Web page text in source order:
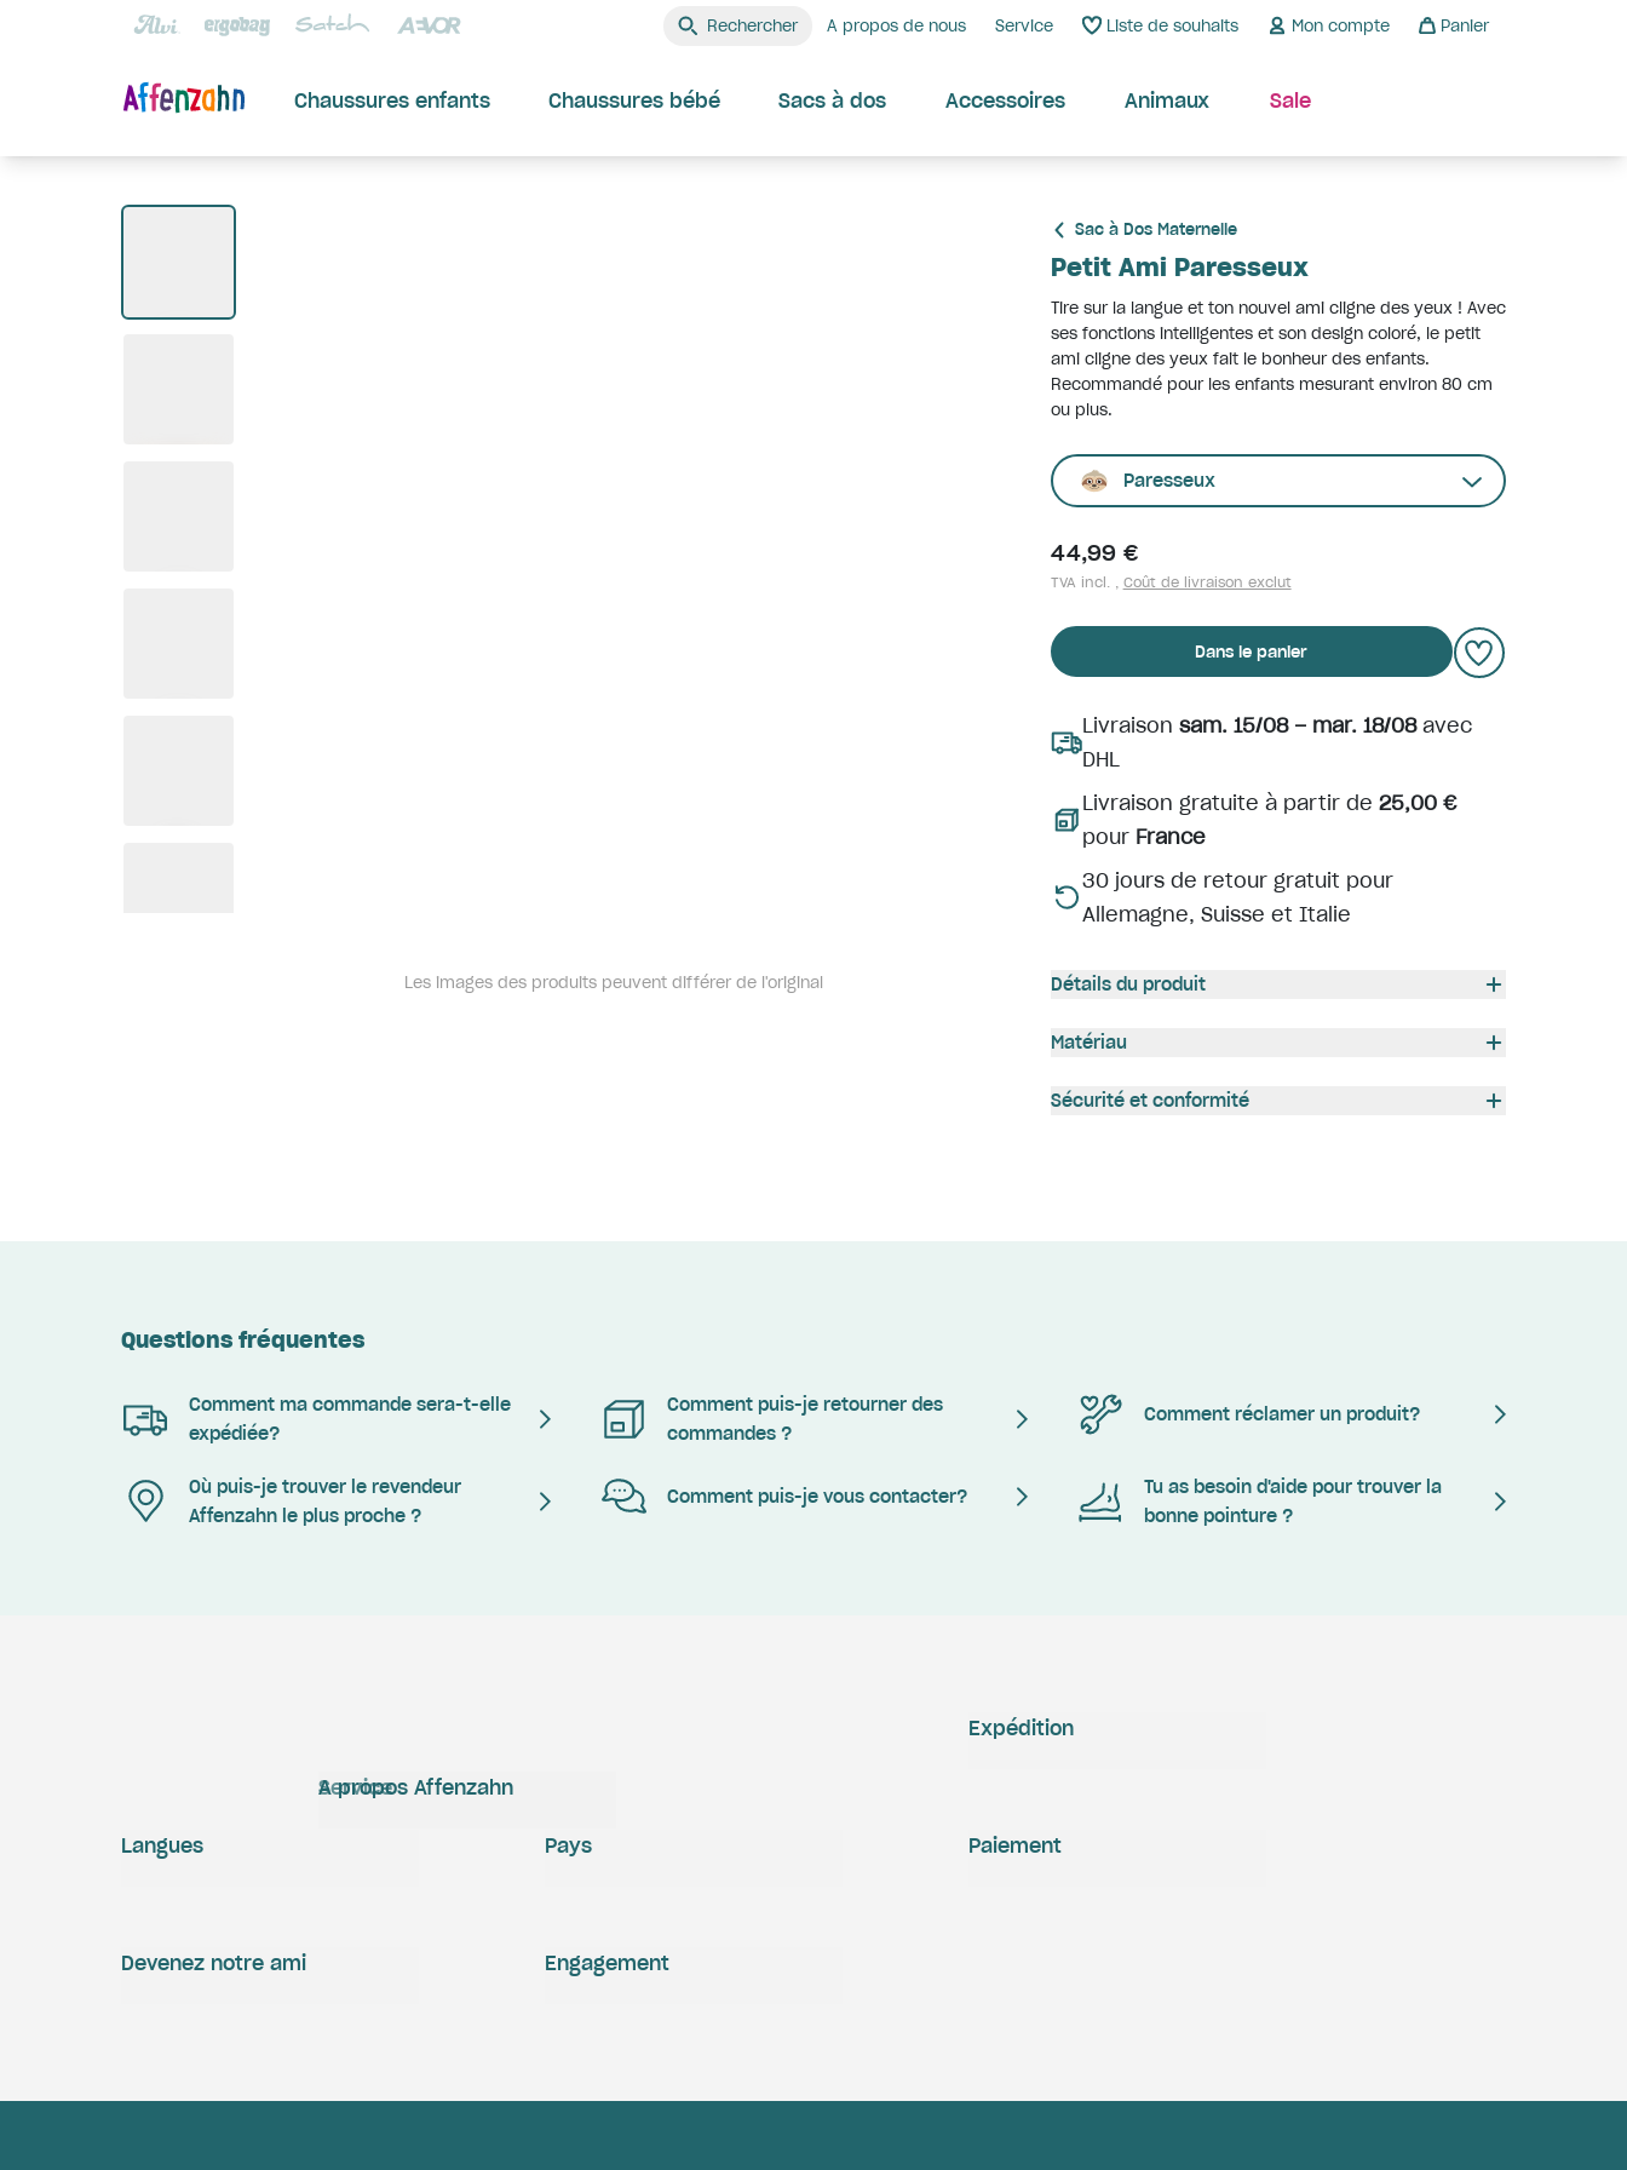
Rechercher A propos de nous Service Liste de souhaits Mon compte Panier
Chaussures enfants Chaussures bébé Sacs à dos Accessoires Animaux Sale
Les images des produits peuvent différer de l'original
Sac à Dos Maternelle
Petit Ami Paresseux
Tire sur la langue et ton nouvel ami cligne des yeux ! Avec
ses fonctions intelligentes et son design coloré, le petit
ami cligne des yeux fait le bonheur des enfants.
Recommandé pour les enfants mesurant environ 80 cm
ou plus.
Paresseux
44,99 €
TVA incl. , Coût de livraison exclut
Dans le panier
Livraison sam. 15/08 – mar. 18/08avec
DHL
Livraison gratuite à partir de 25,00 €
pour France
30 jours de retour gratuit pour
Allemagne, Suisse et Italie
Détails du produit
Matériau
Sécurité et conformité
Questions fréquentes
Comment ma commande sera-t-elle
expédiée?
Comment puis-je retourner des
commandes ?
Comment réclamer un produit?
Où puis-je trouver le revendeur
Affenzahn le plus proche ?
Comment puis-je vous contacter?
Tu as besoin d'aide pour trouver la
bonne pointure ?
Service
A propos Affenzahn
Expédition
Paiement
Engagement
Devenez notre ami
Langues Pays